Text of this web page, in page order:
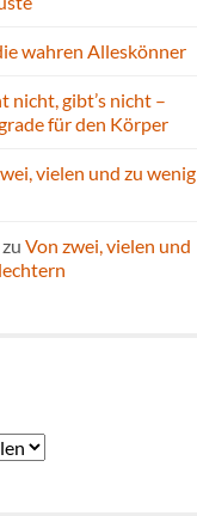
wahren Alleskönner
nicht, gibt’s nicht –
für den Körper
vielen und zu wenig
zu Von zwei, vielen und